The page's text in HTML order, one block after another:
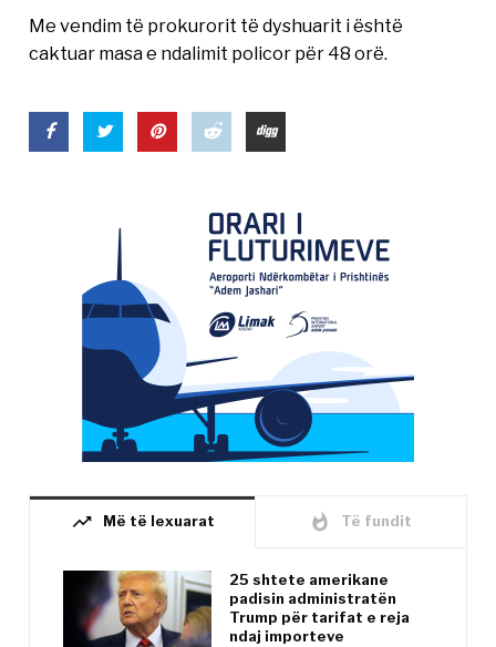
Me vendim të prokurorit të dyshuarit i është
caktuar masa e ndalimit policor për 48 orë.
trending_up Më të lexuarat whatshot Të fundit
25 shtete amerikane
padisin administratën
Trump për tarifat e reja
ndaj importeve